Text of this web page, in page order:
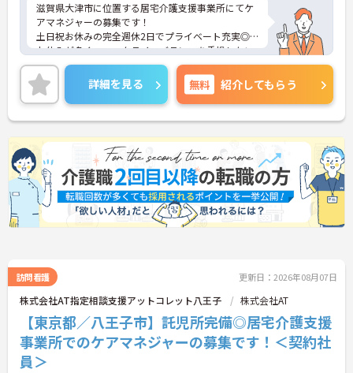
滋賀県大津市に位置する居宅介護支援事業所にてケ
アマネジャーの募集です！
土日祝お休みの完全週休2日でプライベート充実◎
お休みが多く、ワークライフバランスを重視したい
方におすすめです♪
ご興味のある方には、面接対策ポイントなど、さら
に詳細をご案内しますのでお気軽にご相談くださ
い！
詳細を見る 無料 紹介してもらう
訪問看護 更新日：2026年08月07日
株式会社AT指定相談支援アットコレット八王子 株式会社AT
【東京都／八王子市】託児所完備◎居宅介護支援
事業所でのケアマネジャーの募集です！＜契約社
員＞